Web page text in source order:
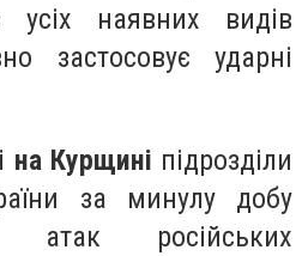
усіх наявних видів
застосовує ударні
на Курщині підрозділи
за минулу добу
атак російських